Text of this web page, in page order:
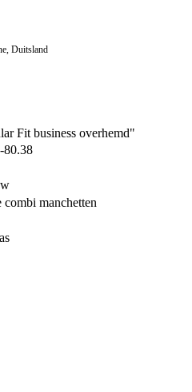
Duitsland
Fit business overhemd"
80.38
combi manchetten